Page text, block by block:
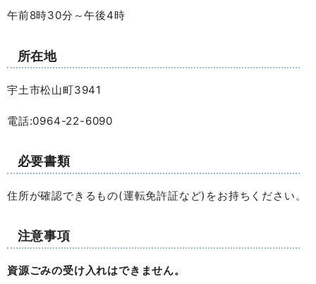
午前8時30分～午後4時
所在地
宇土市松山町3941
電話:0964-22-6090
必要書類
住所が確認できるもの(運転免許証など)をお持ちください。
注意事項
資源ごみの受け入れはできません。